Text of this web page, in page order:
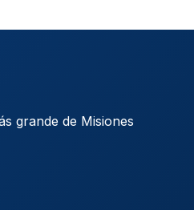
grande de Misiones